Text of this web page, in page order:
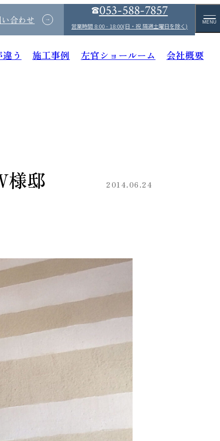
合わせ
053-588-7857
営業時間 8:00 - 18:00(日・祝 隔週土曜日を除く)
MENU
う 施工事例 左官ショールーム 会社概要
様邸 2014.06.24